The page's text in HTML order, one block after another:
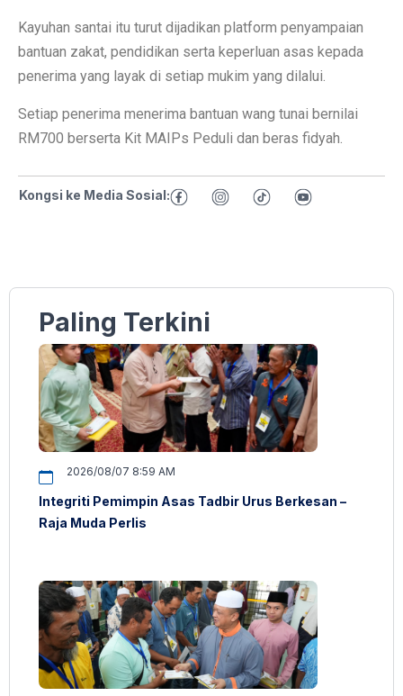
Kayuhan santai itu turut dijadikan platform penyampaian
bantuan zakat, pendidikan serta keperluan asas kepada
penerima yang layak di setiap mukim yang dilalui.
Setiap penerima menerima bantuan wang tunai bernilai
RM700 berserta Kit MAIPs Peduli dan beras fidyah.
Kongsi ke Media Sosial:
Paling Terkini
2026/08/07 8:59 AM
Integriti Pemimpin Asas Tadbir Urus Berkesan –
Raja Muda Perlis